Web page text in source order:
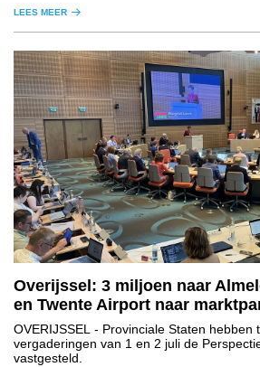
LEES MEER
Overijssel: 3 miljoen naar
en Twente Airport naar
OVERIJSSEL - Provinciale Staten hebben
vergaderingen van 1 en 2 juli de
vastgesteld.